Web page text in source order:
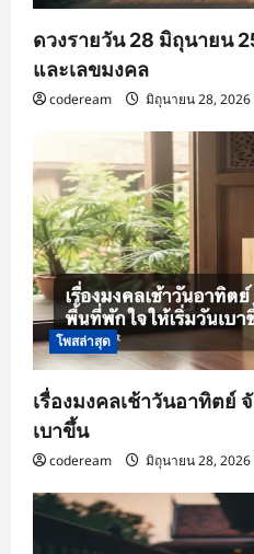
ดวงรายวัน 28 มิถุนายน
และเลขมงคล
codeream มิถุนายน 28, 2026
โพสล่าสุด
เรื่องมงคลเช้าวันอาทิตย์
เบาขึ้น
codeream มิถุนายน 28, 2026